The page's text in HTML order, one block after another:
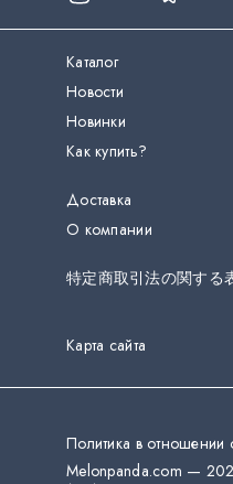
Каталог
Новости
Новинки
Как купить?
Доставка
О компании
特定商取引法の関する
Карта сайта
Политика в
Melonpanda.com —